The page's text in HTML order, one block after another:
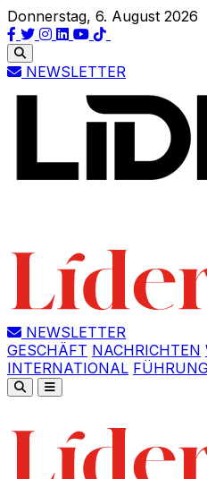
Donnerstag, 6. August 2026
NEWSLETTER
NEWSLETTER
GESCHÄFT NACHRICHTEN
INTERNATIONAL